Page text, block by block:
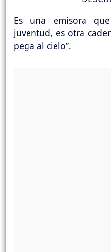
Es una emisora
juventud, es otra
pega al cielo”.